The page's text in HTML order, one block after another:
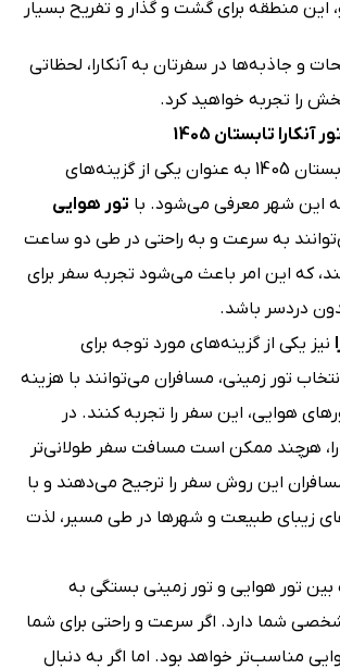
این منطقه برای گشت و گذار و تفریح بسیار
و جاذبه‌ها در سفرتان به آنکارا، لحظاتی
را تجربه خواهید کرد.
تابستان 1405
تور هوایی آنکارا تابستان 1405 به عنوان یکی از گزینه‌های
این شهر معرفی می‌شود. با تور هوایی
به سرعت و به راحتی در طی دو ساعت
که این امر باعث می‌شود تجربه سفر برای
دردسر باشد.
نیز یکی از گزینه‌های مورد توجه برای
تور زمینی، مسافران می‌توانند با هزینه
هوایی، این سفر را تجربه کنند. در
هرچند ممکن است مسافت سفر طولانی‌تر
مسافران این روش سفر را ترجیح می‌دهند و با
زیبای طبیعت و شهرها در طی مسیر، لذت
بین تور هوایی و تور زمینی بستگی به
شما دارد. اگر سرعت و راحتی برای شما
مناسب‌تر خواهد بود. اما اگر به دنبال